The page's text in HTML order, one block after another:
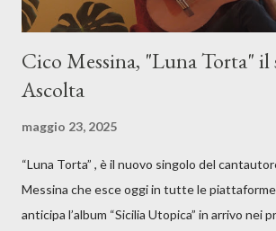
Cico Messina, "Luna Torta" il
Ascolta
maggio 23, 2025
“Luna Torta” , è il nuovo singolo del
Messina che esce oggi in tutte le
anticipa l’album “Sicilia Utopica” in arrivo nei